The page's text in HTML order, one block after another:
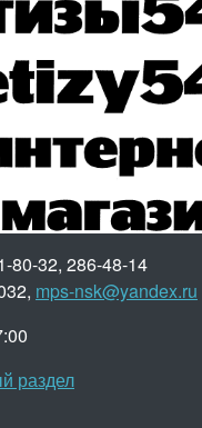
80-32, 286-48-14
mps-nsk@yandex.ru
раздел